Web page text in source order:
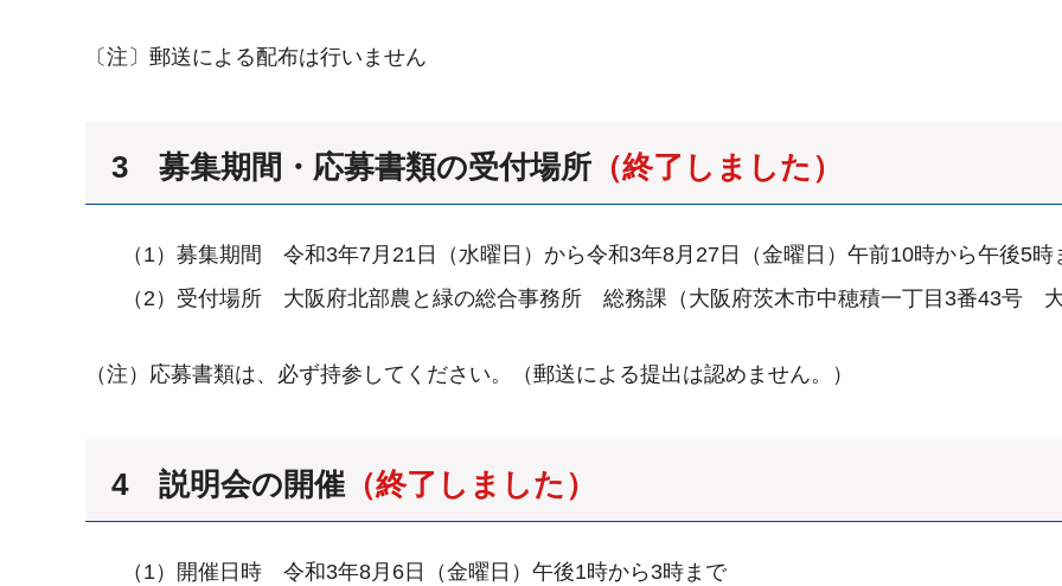
〔注〕郵送による配布は行いません
3 募集期間・応募書類の受付場所 （終了しました）
（1）募集期間 令和3年7月21日（水曜日）から令和3年8月27日（金曜日）午前10時から午後5時
（2）受付場所 大阪府北部農と緑の総合事務所 総務課（大阪府茨木市中穂積一丁目3番43号
（注）応募書類は、必ず持参してください。（郵送による提出は認めません。）
4 説明会の開催 （終了しました）
（1）開催日時 令和3年8月6日（金曜日）午後1時から3時まで